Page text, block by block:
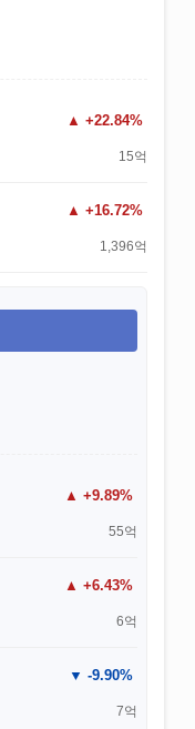
+22.84%
15억
+16.72%
1,396억
+9.89%
55억
+6.43%
6억
-9.90%
7억